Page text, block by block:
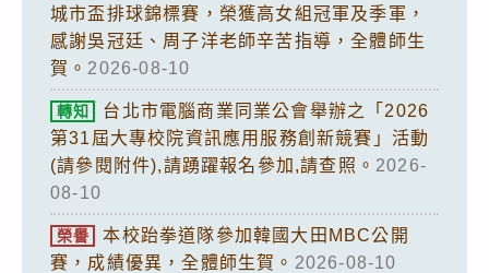
城市盃排球錦標賽，榮獲高女組冠軍及季軍，
感謝吳冠廷、周子洋老師辛苦指導，全體師生
賀。 2026-08-10
轉知
台北市電腦商業同業公會舉辦之「2026
第31屆大專校院資訊應用服務創新競賽」活動
(請參閱附件),請踴躍報名參加,請查照。 2026-
08-10
榮譽
本校跆拳道隊參加韓國大田MBC公開
賽，成績優異，全體師生賀。 2026-08-10